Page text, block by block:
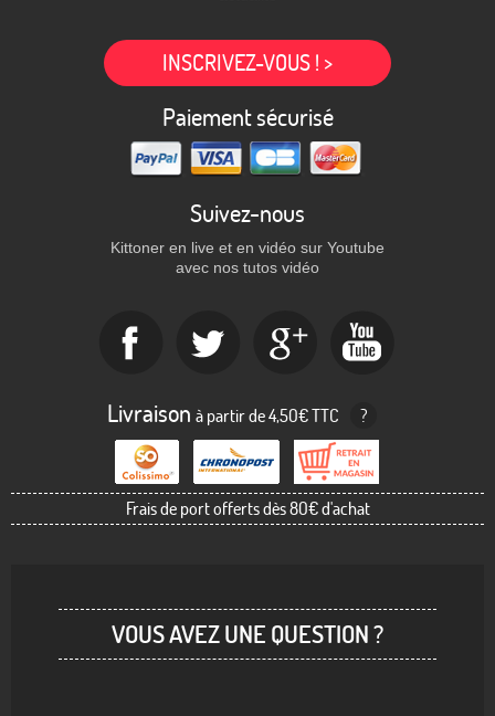
INSCRIVEZ-VOUS ! >
Paiement sécurisé
Suivez-nous
Kittoner en live et en vidéo sur Youtube
avec nos tutos vidéo
Livraison à partir de 4,50€ TTC ?
Frais de port offerts dès 80€ d'achat
VOUS AVEZ UNE QUESTION ?